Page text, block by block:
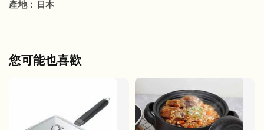
產地：日本
您可能也喜歡